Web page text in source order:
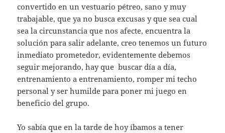
convertido en un vestuario pétreo, sano y muy
trabajable, que ya no busca excusas y que sea cual
sea la circunstancia que nos afecte, encuentra la
solución para salir adelante, creo tenemos un futuro
inmediato prometedor, evidentemente debemos
seguir mejorando, hay que buscar día a día,
entrenamiento a entrenamiento, romper mi techo
personal y ser humilde para poner mi juego en
beneficio del grupo.
Yo sabía que en la tarde de hoy íbamos a tener